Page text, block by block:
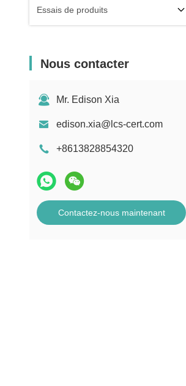
Essais de produits
Nous contacter
Mr. Edison Xia
edison.xia@lcs-cert.com
+8613828854320
Contactez-nous maintenant